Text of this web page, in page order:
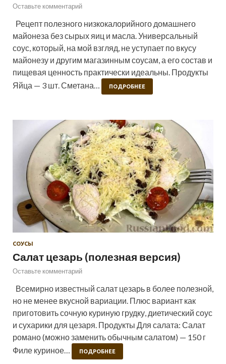
Оставьте комментарий
Рецепт полезного низкокалорийного домашнего
майонеза без сырых яиц и масла. Универсальный
соус, который, на мой взгляд, не уступает по вкусу
майонезу и другим магазинным соусам, а его состав и
пищевая ценность практически идеальны. Продукты
Яйца — 3 шт. Сметана…
ПОДРОБНЕЕ
СОУСЫ
Салат цезарь (полезная версия)
Оставьте комментарий
Всемирно известный салат цезарь в более полезной,
но не менее вкусной вариации. Плюс вариант как
приготовить сочную куриную грудку, диетический соус
и сухарики для цезаря. Продукты Для салата: Салат
романо (можно заменить обычным салатом) — 150 г
Филе куриное…
ПОДРОБНЕЕ